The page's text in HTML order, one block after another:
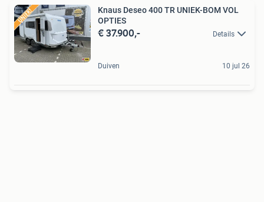
Knaus Deseo 400 TR UNIEK-BOM VOL
OPTIES
€ 37.900,- Details
Duiven 10 jul 26